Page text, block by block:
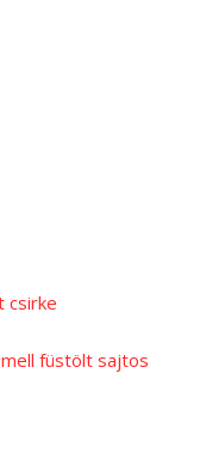
csirke
füstölt sajtos